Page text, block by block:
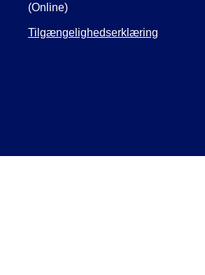
(Online)
Tilgængelighedserklæring